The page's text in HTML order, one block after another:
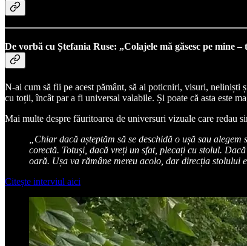
De vorbă cu Ștefania Ruse: „Colajele mă găsesc pe mine
N-ai cum să fii pe acest pământ, să ai poticniri, visuri, neliniști
cu toții, încât par a fi universal valabile. Și poate că asta este
Mai multe despre făuritoarea de universuri vizuale care redau
„Chiar dacă așteptăm să se deschidă o ușă sau
corectă. Totuși, dacă vreți un sfat, plecați cu stolul.
oară. Ușa va rămâne mereu acolo, dar direcția stolului
Citește interviul aici